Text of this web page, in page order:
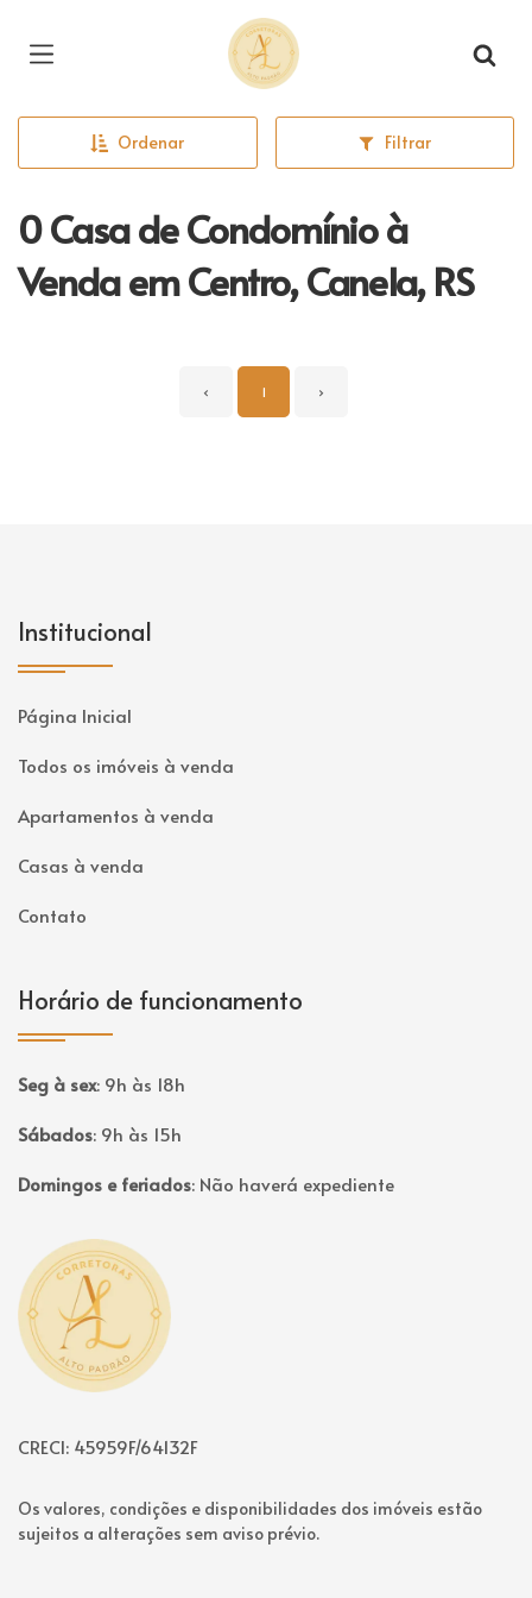
Página inicial
Ordenar Filtrar
0 Casa de Condomínio à
Venda em Centro, Canela, RS
‹ 1 ›
Institucional
Página Inicial
Todos os imóveis à venda
Apartamentos à venda
Casas à venda
Contato
Horário de funcionamento
Seg à sex: 9h às 18h
Sábados: 9h às 15h
Domingos e feriados: Não haverá expediente
Página inicial
CRECI: 45959F/64132F
Os valores, condições e disponibilidades dos imóveis estão
sujeitos a alterações sem aviso prévio.